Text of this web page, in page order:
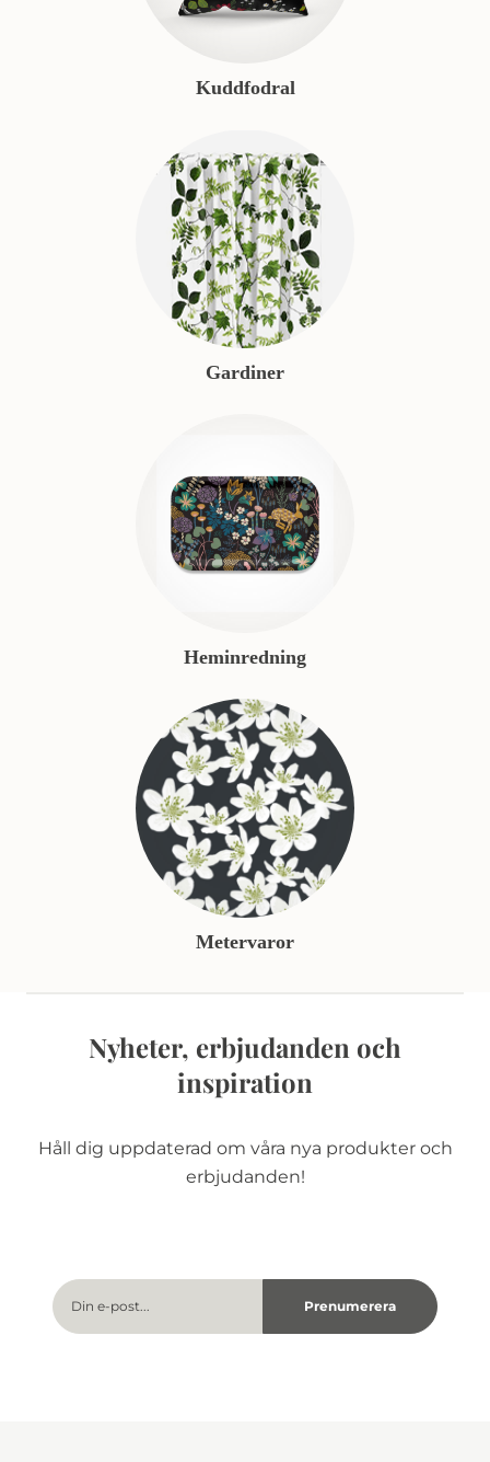
Kuddfodral
Gardiner
Heminredning
Metervaror
Nyheter, erbjudanden och
inspiration
Håll dig uppdaterad om våra nya produkter och
erbjudanden!